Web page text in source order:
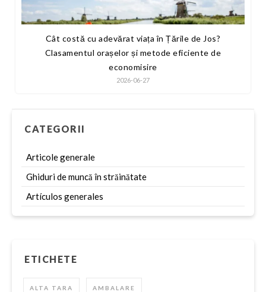
Cât costă cu adevărat viața în Țările de Jos?
Clasamentul orașelor și metode eficiente de
economisire
2026-06-27
CATEGORII
Articole generale
Ghiduri de muncă în străinătate
Artículos generales
ETICHETE
ALTA TARA AMBALARE